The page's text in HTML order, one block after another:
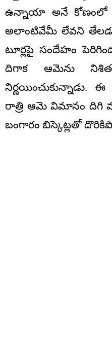
ఉన్నాయా అనే కోణంలో
అలాంటివేమీ లేవని
టూర్లపై సందేహం
దిగాక ఆమెను
నిర్ణయించుకున్నాడు.
రాత్రి ఆమె విమానం దిగి
బంగారం బిస్కెట్లతో